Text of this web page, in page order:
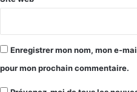
Enregistrer mon nom, mon e-
pour mon prochain commentaire.